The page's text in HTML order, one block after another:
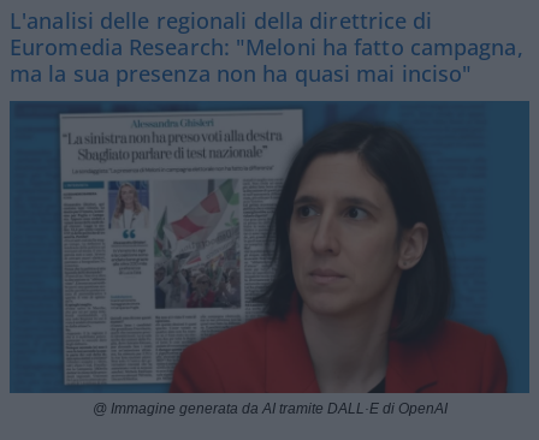
L'analisi delle regionali della direttrice di
Euromedia Research: "Meloni ha fatto campagna,
ma la sua presenza non ha quasi mai inciso"
@ Immagine generata da AI tramite DALL·E di OpenAI